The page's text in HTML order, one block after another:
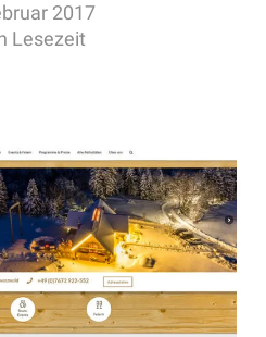
2017
Lesezeit